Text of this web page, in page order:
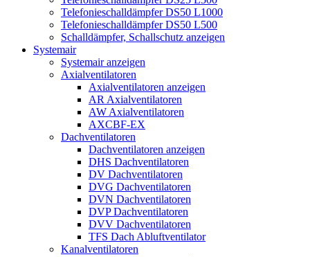
Telefonieschalldämpfer DS50 L1000
Telefonieschalldämpfer DS50 L500
Schalldämpfer, Schallschutz anzeigen
Systemair
Systemair anzeigen
Axialventilatoren
Axialventilatoren anzeigen
AR Axialventilatoren
AW Axialventilatoren
AXCBF-EX
Dachventilatoren
Dachventilatoren anzeigen
DHS Dachventilatoren
DV Dachventilatoren
DVG Dachventilatoren
DVN Dachventilatoren
DVP Dachventilatoren
DVV Dachventilatoren
TFS Dach Abluftventilator
Kanalventilatoren